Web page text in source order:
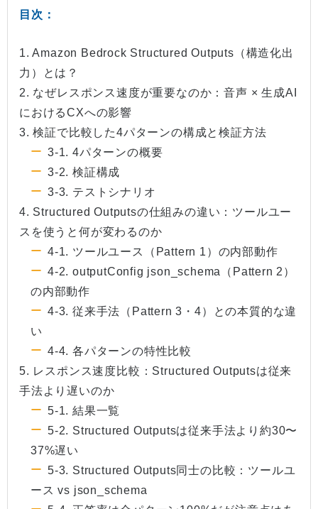
目次：
1. Amazon Bedrock Structured Outputs（構造化出
力）とは？
2. なぜレスポンス速度が重要なのか：音声 × 生成AI
におけるCXへの影響
3. 検証で比較した4パターンの構成と検証方法
3-1. 4パターンの概要
3-2. 検証構成
3-3. テストシナリオ
4. Structured Outputsの仕組みの違い：ツールユー
スを使うと何が変わるのか
4-1. ツールユース（Pattern 1）の内部動作
4-2. outputConfig json_schema（Pattern 2）
の内部動作
4-3. 従来手法（Pattern 3・4）との本質的な違
い
4-4. 各パターンの特性比較
5. レスポンス速度比較：Structured Outputsは従来
手法より遅いのか
5-1. 結果一覧
5-2. Structured Outputsは従来手法より約30〜
37%遅い
5-3. Structured Outputs同士の比較：ツールユ
ース vs json_schema